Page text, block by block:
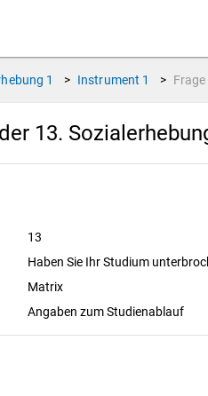
1 > Instrument 1 > Frage
13.
13
Haben Sie Ihr Studium
Matrix
Angaben zum Studienablauf